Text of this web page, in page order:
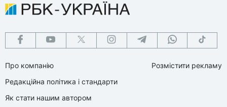
Про компанію
Редакційна політика і стандарти
Як стати нашим автором
Розмістити рекламу